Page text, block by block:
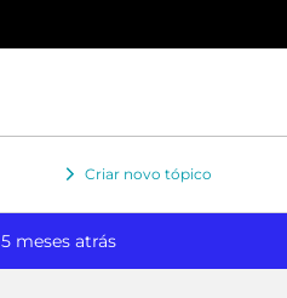
Criar novo tópico
5 meses atrás